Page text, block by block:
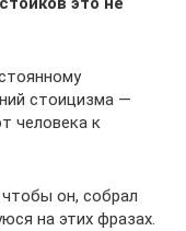
стоицизма —
человека к
он, собрал
на этих фразах.